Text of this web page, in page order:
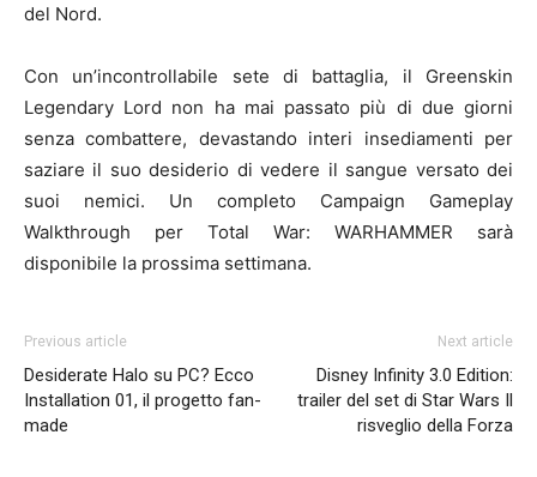
del Nord.
Con un’incontrollabile sete di battaglia, il Greenskin
Legendary Lord non ha mai passato più di due giorni
senza combattere, devastando interi insediamenti per
saziare il suo desiderio di vedere il sangue versato dei
suoi nemici. Un completo Campaign Gameplay
Walkthrough per Total War: WARHAMMER sarà
disponibile la prossima settimana.
Previous article
Desiderate Halo su PC? Ecco
Installation 01, il progetto fan-
made
Next article
Disney Infinity 3.0 Edition:
trailer del set di Star Wars Il
risveglio della Forza